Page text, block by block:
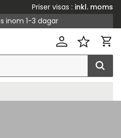
Priser visas
inkl. moms
inom 1-3 dagar